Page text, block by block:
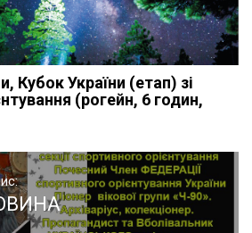
Кубок України (етап) зі
(рогейн, 6 годин,